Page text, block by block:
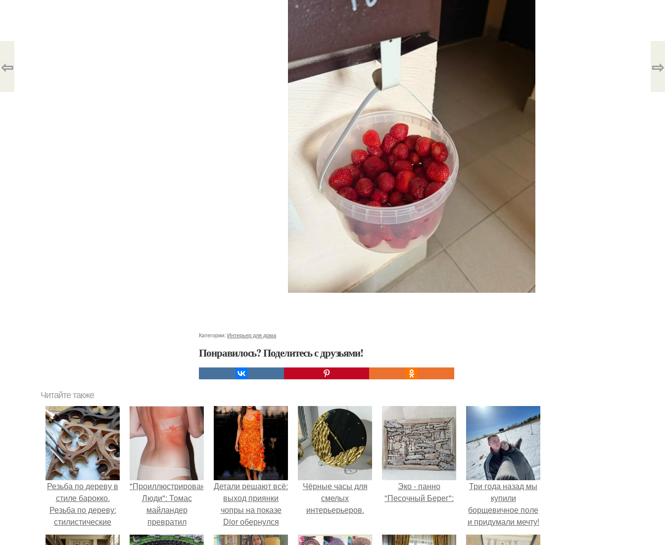
Категории: Интерьер для дома
Понравилось? Поделитесь с друзьями!
⇦ ⇨
Читайте также
Резьба по дереву в
стиле барокко.
Резьба по дереву:
стилистические
направления и
"Проиллюстрированные
Люди": Томас
майландер
превратил
солнечные ожоги в
Детали решают всё:
выход приянки
чопры на показе
Dior обернулся
шквалом критики
Чёрные часы для
смелых
интерьерьеров.
Эко - панно
"Песочный Берег":
Три года назад мы
купили
борщевичное поле
и придумали мечту!